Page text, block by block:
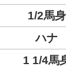
1/2馬身
ハナ
1 1/4馬